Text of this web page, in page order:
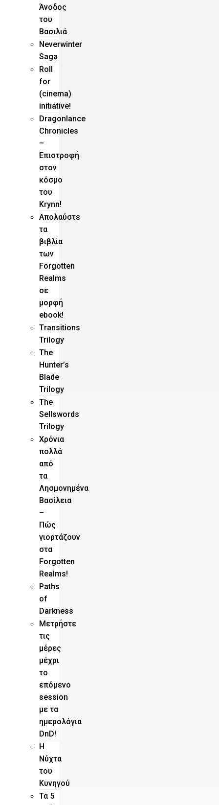
Άνοδος
του
Βασιλιά
Neverwinter
Saga
Roll
for
(cinema)
initiative!
Dragonlance
Chronicles
–
Eπιστροφή
στον
κόσμο
του
Krynn!
Απολαύστε
τα
βιβλία
των
Forgotten
Realms
σε
μορφή
ebook!
Τransitions
Trilogy
The
Hunter’s
Blade
Trilogy
Τhe
Sellswords
Trilogy
Χρόνια
πολλά
από
τα
Λησμονημένα
Βασίλεια
–
Πώς
γιορτάζουν
στα
Forgotten
Realms!
Paths
of
Darkness
Μετρήστε
τις
μέρες
μέχρι
το
επόμενο
session
με τα
ημερολόγια
DnD!
H
Νύχτα
του
Κυνηγού
Τα 5